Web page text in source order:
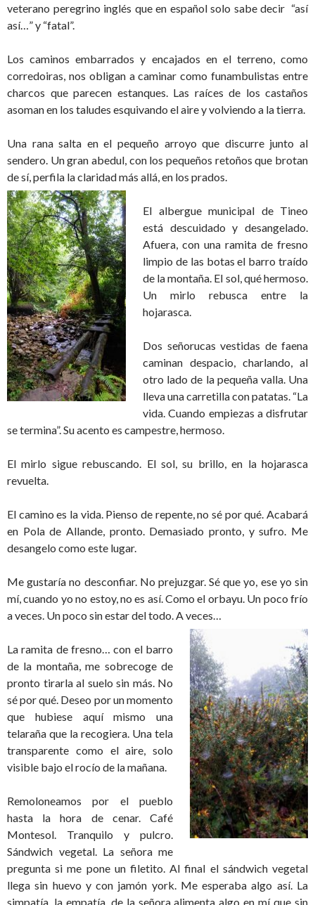
veterano peregrino inglés que en español solo sabe decir “así
así…” y “fatal”.
Los caminos embarrados y encajados en el terreno, como
corredoiras, nos obligan a caminar como funambulistas entre
charcos que parecen estanques. Las raíces de los castaños
asoman en los taludes esquivando el aire y volviendo a la tierra.
Una rana salta en el pequeño arroyo que discurre junto al
sendero. Un gran abedul, con los pequeños retoños que brotan
de sí, perfila la claridad más allá, en los prados.
El albergue municipal de Tineo
está descuidado y desangelado.
Afuera, con una ramita de fresno
limpio de las botas el barro traído
de la montaña. El sol, qué hermoso.
Un mirlo rebusca entre la
hojarasca.
Dos señorucas vestidas de faena
caminan despacio, charlando, al
otro lado de la pequeña valla. Una
lleva una carretilla con patatas. “La
vida. Cuando empiezas a disfrutar
se termina”. Su acento es campestre, hermoso.
El mirlo sigue rebuscando. El sol, su brillo, en la hojarasca
revuelta.
El camino es la vida. Pienso de repente, no sé por qué. Acabará
en Pola de Allande, pronto. Demasiado pronto, y sufro. Me
desangelo como este lugar.
Me gustaría no desconfiar. No prejuzgar. Sé que yo, ese yo sin
mí, cuando yo no estoy, no es así. Como el orbayu. Un poco frío
a veces. Un poco sin estar del todo. A veces…
La ramita de fresno… con el barro
de la montaña, me sobrecoge de
pronto tirarla al suelo sin más. No
sé por qué. Deseo por un momento
que hubiese aquí mismo una
telaraña que la recogiera. Una tela
transparente como el aire, solo
visible bajo el rocío de la mañana.
Remoloneamos por el pueblo
hasta la hora de cenar. Café
Montesol. Tranquilo y pulcro.
Sándwich vegetal. La señora me
pregunta si me pone un filetito. Al final el sándwich vegetal
llega sin huevo y con jamón york. Me esperaba algo así. La
simpatía, la empatía, de la señora alimenta algo en mí que sin